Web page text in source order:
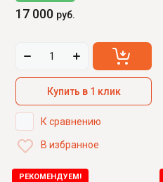
17 000 руб.
Купить в 1 клик
К сравнению
В избранное
РЕКОМЕНДУЕМ!